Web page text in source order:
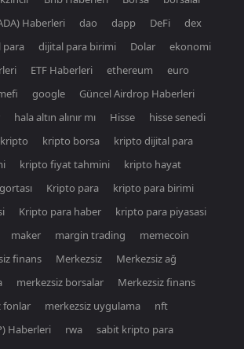
Haberleri dao dapp DeFi
dex
para dijital para birimi Dolar
ekonomi
ETF Haberleri ethereum
euro
google
Güncel Airdrop Haberleri
hala altın alınır mı Hisse
hisse senedi
kripto kripto borsa
kripto dijital para
kripto fiyat tahmini
kripto hayat
Kripto para
kripto para birimi
Kripto para haber
kripto para piyasasi
maker margin trading
memecoin
finans
Merkezsiz
Merkezsiz ağ
merkezsiz borsalar
Merkezsiz finans
fonlar
merkezsiz uygulama
nft
Haberleri
rwa
sabit kripto para